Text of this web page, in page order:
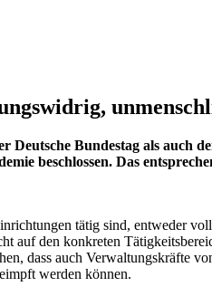
Bundestag als auch
beschlossen. Das
tätig sind, entweder
den konkreten
dass auch Verwaltungskräfte
werden können.